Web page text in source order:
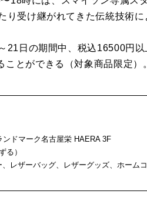
り受け継がれてきた伝統技術
21日の期間中、税込16500円
とができる（対象商品限定）
ドマーク名古屋栄 HAERA 3F
る）
レザーバッグ、レザーグッズ、ホーム